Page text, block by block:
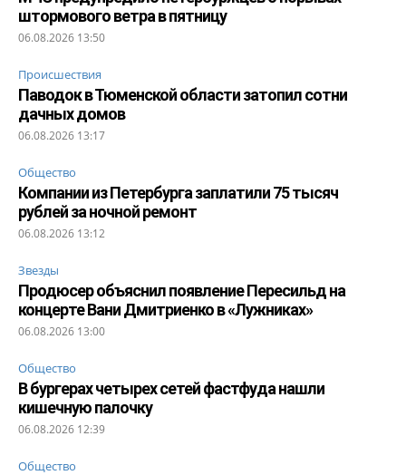
штормового ветра в пятницу
06.08.2026 13:50
Происшествия
Паводок в Тюменской области затопил сотни
дачных домов
06.08.2026 13:17
Общество
Компании из Петербурга заплатили 75 тысяч
рублей за ночной ремонт
06.08.2026 13:12
Звезды
Продюсер объяснил появление Пересильд на
концерте Вани Дмитриенко в «Лужниках»
06.08.2026 13:00
Общество
В бургерах четырех сетей фастфуда нашли
кишечную палочку
06.08.2026 12:39
Общество